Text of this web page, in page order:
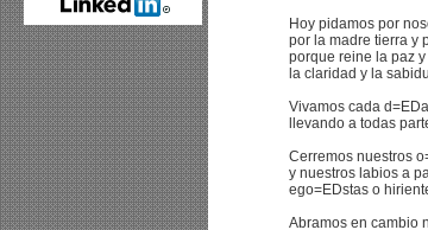
Hoy pidamos por
por la madre tierra y
porque reine la paz
la claridad y la
Vivamos cada
llevando a todas
Cerremos nuestros
y nuestros labios a
ego=EDstas o
Abramos en cambio